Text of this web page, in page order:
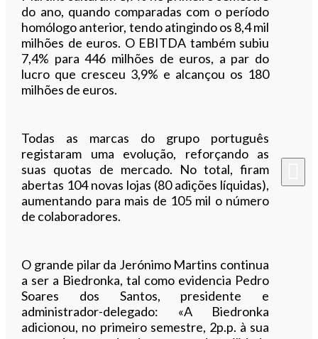
do ano, quando comparadas com o período
homólogo anterior, tendo atingindo os 8,4 mil
milhões de euros. O EBITDA também subiu
7,4% para 446 milhões de euros, a par do
lucro que cresceu 3,9% e alcançou os 180
milhões de euros.
Todas as marcas do grupo português
registaram uma evolução, reforçando as
suas quotas de mercado. No total, firam
abertas 104 novas lojas (80 adições líquidas),
aumentando para mais de 105 mil o número
de colaboradores.
O grande pilar da Jerónimo Martins continua
a ser a Biedronka, tal como evidencia Pedro
Soares dos Santos, presidente e
administrador-delegado: «A Biedronka
adicionou, no primeiro semestre, 2p.p. à sua